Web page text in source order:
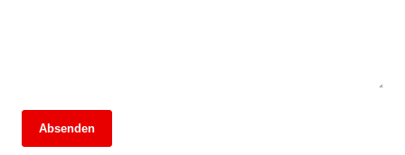
Absenden
13. Juni 2026